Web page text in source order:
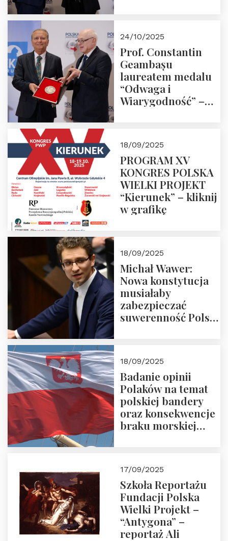
24/10/2025
Prof. Constantin
Geambașu
laureatem medalu
“Odwaga i
Wiarygodność” –
18/09/2025
PROGRAM XV
KONGRES POLSKA
WIELKI PROJEKT
“Kierunek” – kliknij
w grafikę
18/09/2025
Michał Wawer:
Nowa konstytucja
musiałaby
zabezpieczać
suwerenność Polski
18/09/2025
Badanie opinii
Polaków na temat
polskiej bandery
oraz konsekwencje
braku morskiej
17/09/2025
Szkoła Reportażu
Fundacji Polska
Wielki Projekt –
“Antygona” –
reportaż Ali